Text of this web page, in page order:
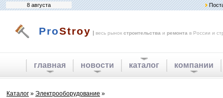
8 августа
ProStroy | весь рынок строительства и ремонта в России и
главная новости каталог компании
Каталог » Электрооборудование »